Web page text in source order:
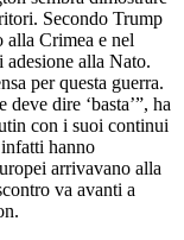
Secondo Trump
alla Crimea e nel
alla Nato.
per questa guerra.
dire ‘basta’”, ha
con i suoi continui
hanno
arrivavano alla
va avanti a